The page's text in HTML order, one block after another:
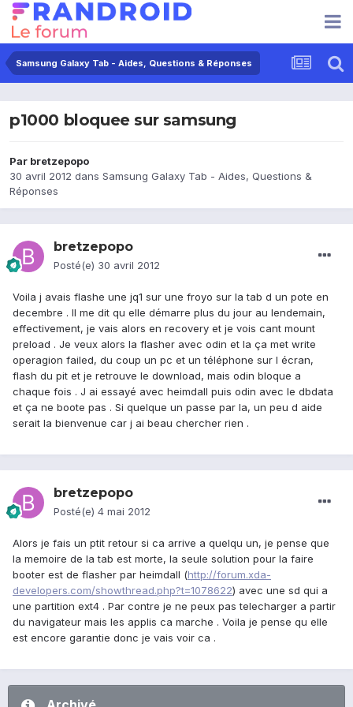
Samsung Galaxy Tab - Aides, Questions & Réponses
p1000 bloquee sur samsung
Par bretzepopo
30 avril 2012 dans Samsung Galaxy Tab - Aides, Questions &
Réponses
bretzepopo
Posté(e) 30 avril 2012
Voila j avais flashe une jq1 sur une froyo sur la tab d un pote en
decembre . Il me dit qu elle démarre plus du jour au lendemain,
effectivement, je vais alors en recovery et je vois cant mount
preload . Je veux alors la flasher avec odin et la ça met write
operagion failed, du coup un pc et un téléphone sur l écran,
flash du pit et je retrouve le download, mais odin bloque a
chaque fois . J ai essayé avec heimdall puis odin avec le dbdata
et ça ne boote pas . Si quelque un passe par la, un peu d aide
serait la bienvenue car j ai beau chercher rien .
bretzepopo
Posté(e) 4 mai 2012
Alors je fais un ptit retour si ca arrive a quelqu un, je pense que
la memoire de la tab est morte, la seule solution pour la faire
booter est de flasher par heimdall (http://forum.xda-
developers.com/showthread.php?t=1078622) avec une sd qui a
une partition ext4 . Par contre je ne peux pas telecharger a partir
du navigateur mais les applis ca marche . Voila je pense qu elle
est encore garantie donc je vais voir ca .